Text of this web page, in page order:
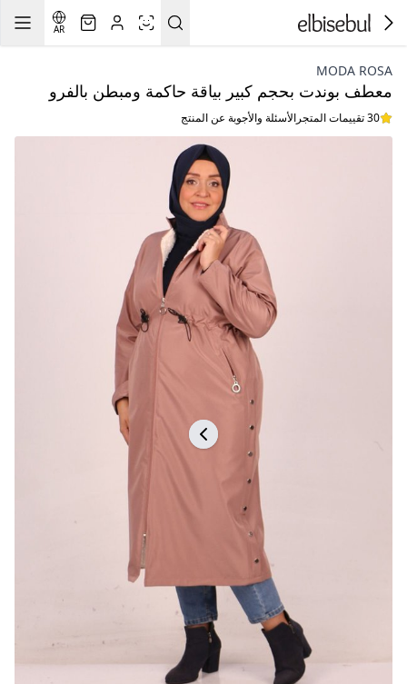
AR
MODA ROSA
معطف بوندت بحجم كبير بياقة حاكمة ومبطن بالفرو
30 تقييمات المتجر الأسئلة والأجوبة عن المنتج